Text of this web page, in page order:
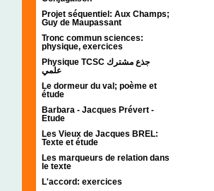
Projet séquentiel: Aux Champs;
Guy de Maupassant
Tronc commun sciences:
physique, exercices
Physique TCSC جذع مشترك
علمي
Le dormeur du val; poème et
étude
Barbara - Jacques Prévert -
Etude
Les Vieux de Jacques BREL:
Texte et étude
Les marqueurs de relation dans
le texte
L'accord: exercices